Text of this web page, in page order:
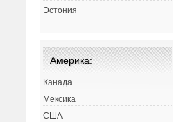
Эстония
Америка:
Канада
Мексика
США